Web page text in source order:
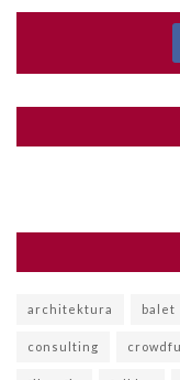
architektura balet
consulting